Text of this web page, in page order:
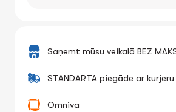
Saņemt mūsu veikalā BEZ
STANDARTA piegāde ar kurjeru
Omniva